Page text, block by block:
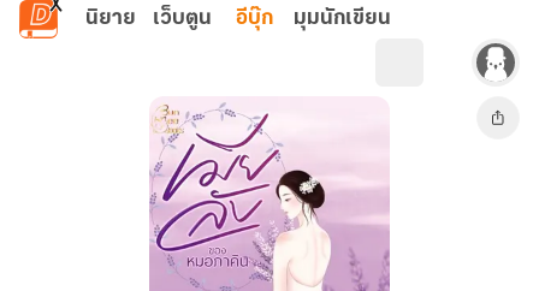
ข้ามไปยังเนื้อหาหลัก
นิยาย เว็บตูน อีบุ๊ก มุมนักเขียน